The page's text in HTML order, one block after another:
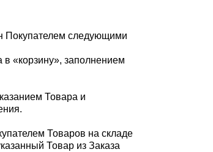
Покупателем следующими
«корзину», заполнением
Товара и
Товаров на складе
Товар из Заказа